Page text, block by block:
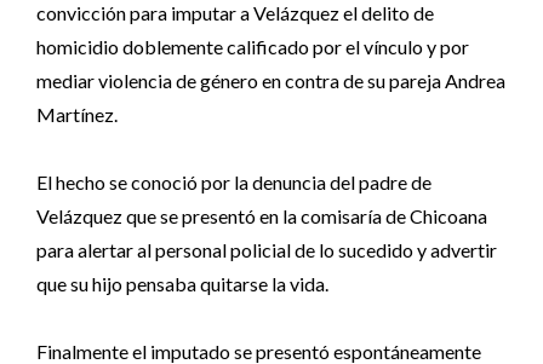
convicción para imputar a Velázquez el delito de
homicidio doblemente calificado por el vínculo y por
mediar violencia de género en contra de su pareja Andrea
Martínez.
El hecho se conoció por la denuncia del padre de
Velázquez que se presentó en la comisaría de Chicoana
para alertar al personal policial de lo sucedido y advertir
que su hijo pensaba quitarse la vida.
Finalmente el imputado se presentó espontáneamente